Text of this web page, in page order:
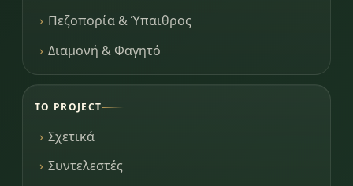
Πεζοπορία & Ύπαιθρος
Διαμονή & Φαγητό
ΤΟ PROJECT
Σχετικά
Συντελεστές